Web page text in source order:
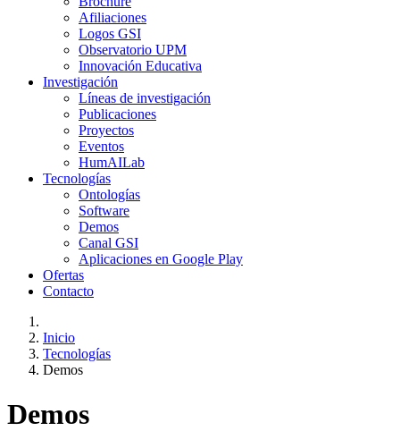
Afiliaciones
Logos GSI
Observatorio UPM
Innovación Educativa
Investigación
Líneas de investigación
Publicaciones
Proyectos
Eventos
HumAILab
Tecnologías
Ontologías
Software
Demos
Canal GSI
Aplicaciones en Google Play
Ofertas
Contacto
Inicio
Tecnologías
Demos
Demos